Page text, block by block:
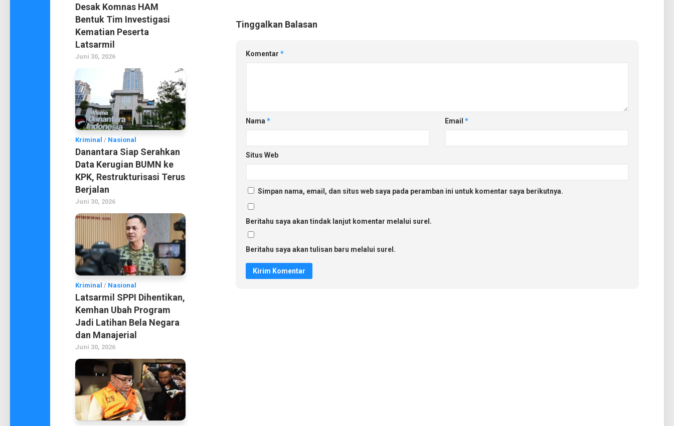
Tinggalkan Balasan
Komentar *
Nama * Email*
Situs Web
Simpan nama, email, dan situs web saya pada peramban ini untuk komentar saya berikutnya.
Beritahu saya akan tindak lanjut komentar melalui surel.
Beritahu saya akan tulisan baru melalui surel.
Desak Komnas HAM
Bentuk Tim Investigasi
Kematian Peserta
Latsarmil
Juni 30, 2026
Kriminal / Nasional
Danantara Siap Serahkan
Data Kerugian BUMN ke
KPK, Restrukturisasi Terus
Berjalan
Juni 30, 2026
Kriminal / Nasional
Latsarmil SPPI Dihentikan,
Kemhan Ubah Program
Jadi Latihan Bela Negara
dan Manajerial
Juni 30, 2026